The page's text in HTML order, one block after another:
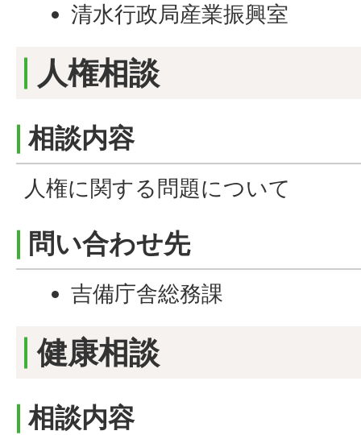
清水行政局産業振興室
人権相談
相談内容
人権に関する問題について
問い合わせ先
吉備庁舎総務課
健康相談
相談内容